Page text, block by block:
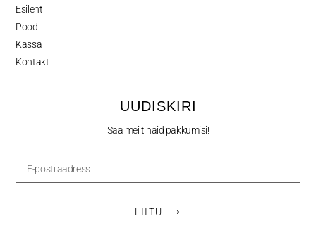
Esileht
Pood
Kassa
Kontakt
UUDISKIRI
Saa meilt häid pakkumisi!
LIITU ⟶